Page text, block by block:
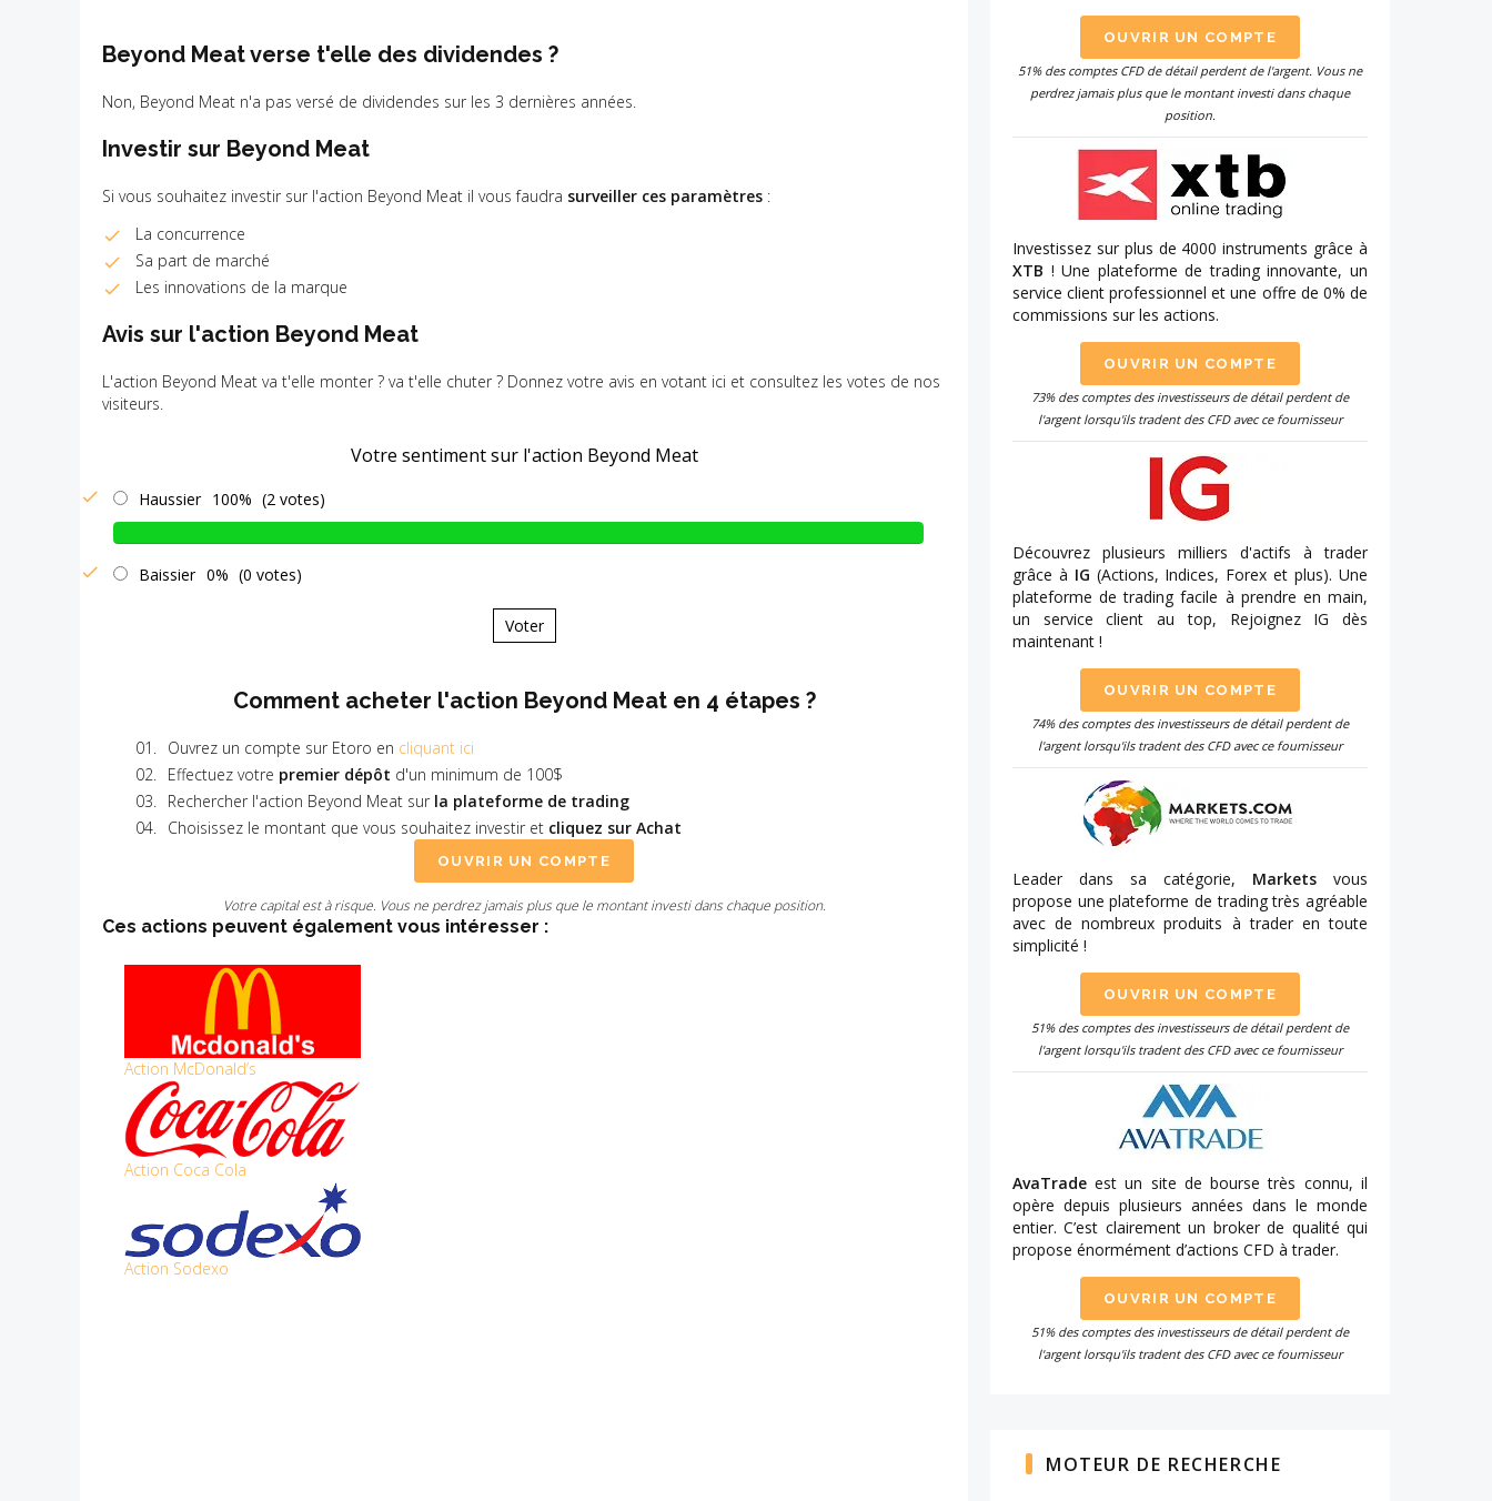
Beyond Meat verse t'elle des dividendes ?
Non, Beyond Meat n'a pas versé de dividendes sur les 3 dernières années.
Investir sur Beyond Meat
Si vous souhaitez investir sur l'action Beyond Meat il vous faudra surveiller ces paramètres :
La concurrence
Sa part de marché
Les innovations de la marque
Avis sur l'action Beyond Meat
L'action Beyond Meat va t'elle monter ? va t'elle chuter ? Donnez votre avis en votant ici et consultez les votes de nos
visiteurs.
Votre sentiment sur l'action Beyond Meat
Haussier 100% (2 votes)
Baissier 0% (0 votes)
Voter
Comment acheter l'action Beyond Meat en 4 étapes ?
Ouvrez un compte sur Etoro en cliquant ici
Effectuez votre premier dépôt d'un minimum de 100$
Rechercher l'action Beyond Meat sur la plateforme de trading
Choisissez le montant que vous souhaitez investir et cliquez sur Achat
OUVRIR UN COMPTE
Votre capital est à risque. Vous ne perdrez jamais plus que le montant investi dans chaque position.
Ces actions peuvent également vous intéresser :
Action McDonald’s
Action Coca Cola
Action Sodexo
OUVRIR UN COMPTE
51% des comptes CFD de détail perdent de l'argent. Vous ne
perdrez jamais plus que le montant investi dans chaque
position.
Investissez sur plus de 4000 instruments grâce à
XTB ! Une plateforme de trading innovante, un
service client professionnel et une offre de 0% de
commissions sur les actions.
OUVRIR UN COMPTE
73% des comptes des investisseurs de détail perdent de
l'argent lorsqu'ils tradent des CFD avec ce fournisseur
Découvrez plusieurs milliers d'actifs à trader
grâce à IG (Actions, Indices, Forex et plus). Une
plateforme de trading facile à prendre en main,
un service client au top, Rejoignez IG dès
maintenant !
OUVRIR UN COMPTE
74% des comptes des investisseurs de détail perdent de
l'argent lorsqu'ils tradent des CFD avec ce fournisseur
Leader dans sa catégorie, Markets vous
propose une plateforme de trading très agréable
avec de nombreux produits à trader en toute
simplicité !
OUVRIR UN COMPTE
51% des comptes des investisseurs de détail perdent de
l'argent lorsqu'ils tradent des CFD avec ce fournisseur
AvaTrade est un site de bourse très connu, il
opère depuis plusieurs années dans le monde
entier. C’est clairement un broker de qualité qui
propose énormément d’actions CFD à trader.
OUVRIR UN COMPTE
51% des comptes des investisseurs de détail perdent de
l'argent lorsqu'ils tradent des CFD avec ce fournisseur
MOTEUR DE RECHERCHE